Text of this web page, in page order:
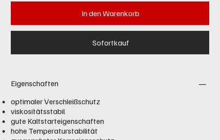
In den Warenkorb
Sofortkauf
Eigenschaften
optimaler Verschleißschutz
viskositätsstabil
gute Kaltstarteigenschaften
hohe Temperaturstabilität